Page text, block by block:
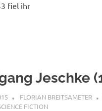
fiel ihr
Jeschke
FLORIAN BREITSAMETER
FICTION